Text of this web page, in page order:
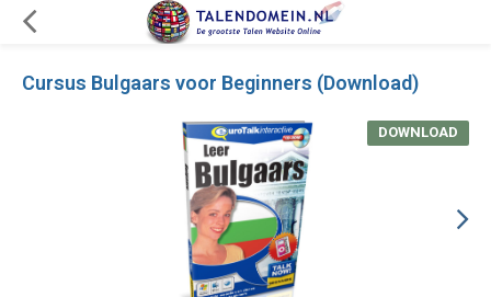
Cursus Bulgaars voor Beginners (Download)
DOWNLOAD